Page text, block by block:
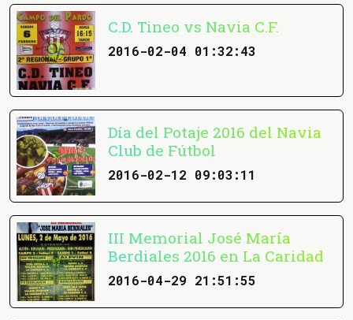
C.D. Tineo vs Navia C.F.
2016-02-04 01:32:43
Día del Potaje 2016 del Navia
Club de Fútbol
2016-02-12 09:03:11
III Memorial José María
Berdiales 2016 en La Caridad
2016-04-29 21:51:55